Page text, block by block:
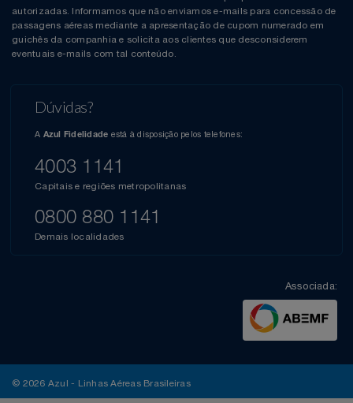
autorizadas. Informamos que não enviamos e-mails para concessão de
passagens aéreas mediante a apresentação de cupom numerado em
guichês da companhia e solicita aos clientes que desconsiderem
eventuais e-mails com tal conteúdo.
Dúvidas?
A Azul Fidelidade está à disposição pelos telefones:
4003 1141
Capitais e regiões metropolitanas
0800 880 1141
Demais localidades
Associada:
© 2026 Azul - Linhas Aéreas Brasileiras